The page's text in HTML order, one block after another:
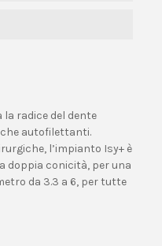
radice del dente
autofilettanti.
l’impianto Isy+ è
doppia conicità, per una
da 3.3 a 6, per tutte